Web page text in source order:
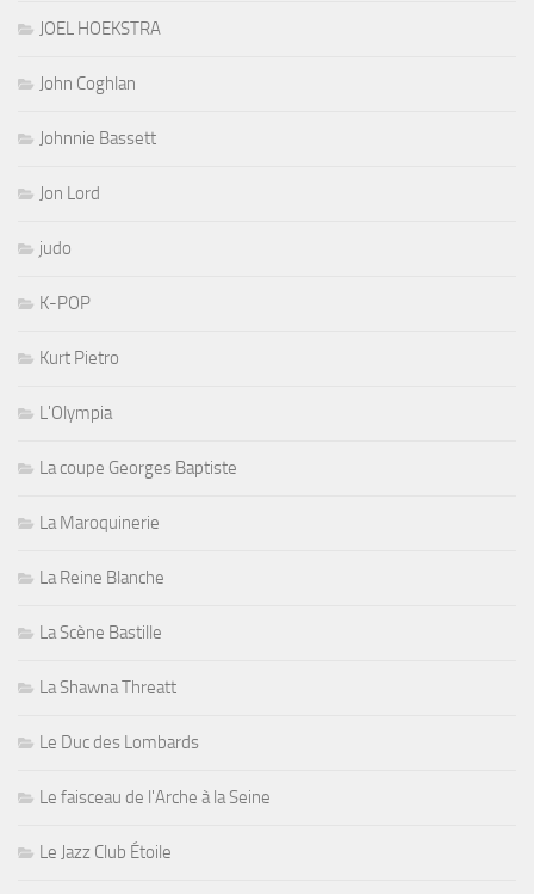
JOEL HOEKSTRA
John Coghlan
Johnnie Bassett
Jon Lord
judo
K-POP
Kurt Pietro
L'Olympia
La coupe Georges Baptiste
La Maroquinerie
La Reine Blanche
La Scène Bastille
La Shawna Threatt
Le Duc des Lombards
Le faisceau de l'Arche à la Seine
Le Jazz Club Étoile